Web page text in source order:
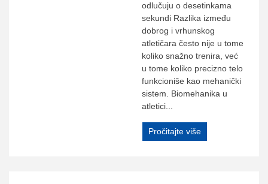
odlučuju o desetinkama
sekundi Razlika između
dobrog i vrhunskog
atletičara često nije u tome
koliko snažno trenira, već
u tome koliko precizno telo
funkcioniše kao mehanički
sistem. Biomehanika u
atletici...
Pročitajte više